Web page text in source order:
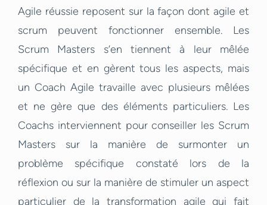
Agile réussie reposent sur la façon dont agile et
scrum peuvent fonctionner ensemble. Les
Scrum Masters s’en tiennent à leur mêlée
spécifique et en gèrent tous les aspects, mais
un Coach Agile travaille avec plusieurs mêlées
et ne gère que des éléments particuliers. Les
Coachs interviennent pour conseiller les Scrum
Masters sur la manière de surmonter un
problème spécifique constaté lors de la
réflexion ou sur la manière de stimuler un aspect
particulier de la transformation agile qui fait